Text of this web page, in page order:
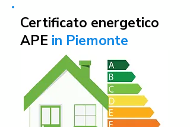
Certificato energetico
APE in Piemonte